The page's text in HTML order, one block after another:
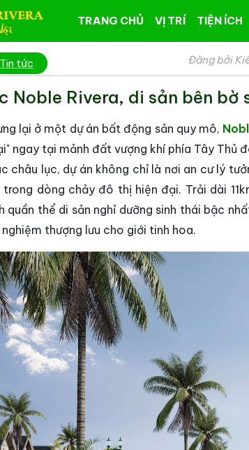
TRANG CHỦ VỊ TRÍ TIỆN ÍCH
Tin tức Đăng bởi
Noble Rivera, di sản bên bờ
lại ở một dự án bất động sản quy mô,
ngay tại mảnh đất vượng khí phía Tây Thủ
châu lục, dự án không chỉ là nơi an cư lý
dòng chảy đô thị hiện đại. Trải dài
quần thể di sản nghỉ dưỡng sinh thái bậc
thượng lưu cho giới tinh hoa.